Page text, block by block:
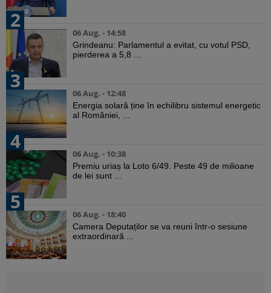
2
06 Aug. - 14:58
Grindeanu: Parlamentul a evitat, cu votul PSD,
pierderea a 5,8 ...
3
06 Aug. - 12:48
Energia solară ține în echilibru sistemul energetic
al României, ...
4
06 Aug. - 10:38
Premiu uriaș la Loto 6/49. Peste 49 de milioane
de lei sunt ...
5
06 Aug. - 18:40
Camera Deputaților se va reuni într-o sesiune
extraordinară ...